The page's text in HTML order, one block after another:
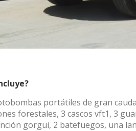
portátiles de gran
forestales, 3 cascos vft1, 3
gorgui, 2 batefuegos, una